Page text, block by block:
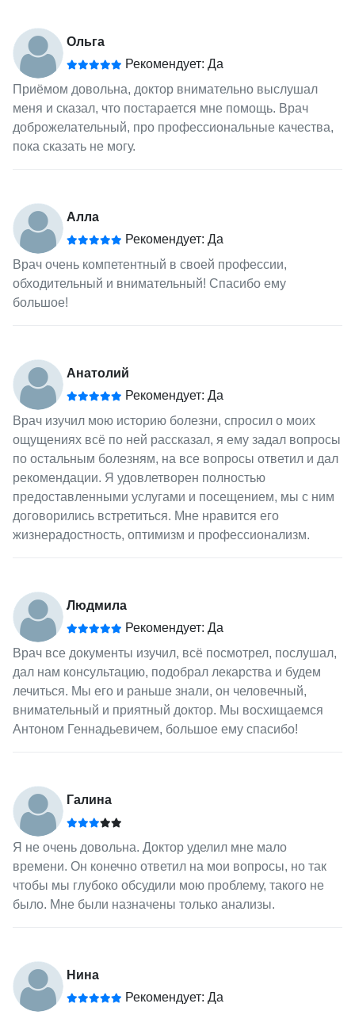
Ольга
Рекомендует: Да
Приёмом довольна, доктор внимательно выслушал
меня и сказал, что постарается мне помощь. Врач
доброжелательный, про профессиональные качества,
пока сказать не могу.
Алла
Рекомендует: Да
Врач очень компетентный в своей профессии,
обходительный и внимательный! Спасибо ему
большое!
Анатолий
Рекомендует: Да
Врач изучил мою историю болезни, спросил о моих
ощущениях всё по ней рассказал, я ему задал вопросы
по остальным болезням, на все вопросы ответил и дал
рекомендации. Я удовлетворен полностью
предоставленными услугами и посещением, мы с ним
договорились встретиться. Мне нравится его
жизнерадостность, оптимизм и профессионализм.
Людмила
Рекомендует: Да
Врач все документы изучил, всё посмотрел, послушал,
дал нам консультацию, подобрал лекарства и будем
лечиться. Мы его и раньше знали, он человечный,
внимательный и приятный доктор. Мы восхищаемся
Антоном Геннадьевичем, большое ему спасибо!
Галина
Я не очень довольна. Доктор уделил мне мало
времени. Он конечно ответил на мои вопросы, но так
чтобы мы глубоко обсудили мою проблему, такого не
было. Мне были назначены только анализы.
Нина
Рекомендует: Да